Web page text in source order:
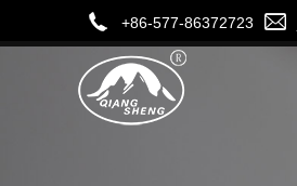
+86-577-86372723